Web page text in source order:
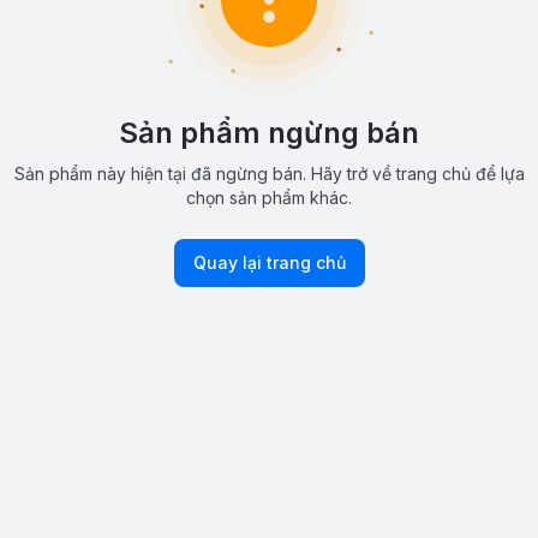
Sản phẩm ngừng bán
Sản phẩm này hiện tại đã ngừng bán. Hãy trở về trang chủ để lựa
chọn sản phẩm khác.
Quay lại trang chủ